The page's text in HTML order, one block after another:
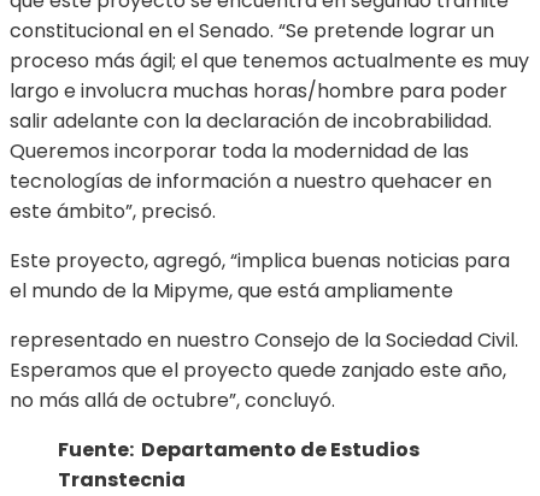
constitucional en el Senado. “Se pretende lograr un
proceso más ágil; el que tenemos actualmente es muy
largo e involucra muchas horas/hombre para poder
salir adelante con la declaración de incobrabilidad.
Queremos incorporar toda la modernidad de las
tecnologías de información a nuestro quehacer en
este ámbito”, precisó.
Este proyecto, agregó, “implica buenas noticias para
el mundo de la Mipyme, que está ampliamente
representado en nuestro Consejo de la Sociedad Civil.
Esperamos que el proyecto quede zanjado este año,
no más allá de octubre”, concluyó.
Fuente: Departamento de Estudios
Transtecnia